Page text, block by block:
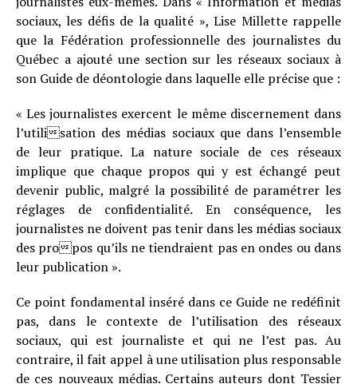
sociaux, les défis de la qualité », Lise Millette rappelle
que la Fédération professionnelle des journalistes du
Québec a ajouté une section sur les réseaux sociaux à
son Guide de déontologie dans laquelle elle précise que :
« Les journalistes exercent le même discernement dans
l’utilisation des médias sociaux que dans l’ensemble
de leur pratique. La nature sociale de ces réseaux
implique que chaque propos qui y est échangé peut
devenir public, malgré la possibilité de paramétrer les
réglages de confidentialité. En conséquence, les
journalistes ne doivent pas tenir dans les médias sociaux
des propos qu’ils ne tiendraient pas en ondes ou dans
leur publication ».
Ce point fondamental inséré dans ce Guide ne redéfinit
pas, dans le contexte de l’utilisation des réseaux
sociaux, qui est journaliste et qui ne l’est pas. Au
contraire, il fait appel à une utilisation plus responsable
de ces nouveaux médias. Certains auteurs dont Tessier